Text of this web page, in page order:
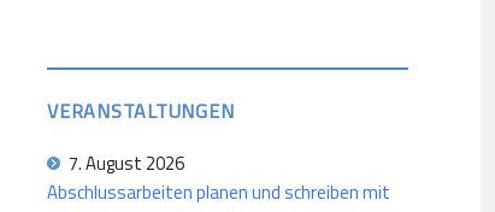
VERANSTALTUNGEN
7. August 2026
Abschlussarbeiten planen und schreiben mit